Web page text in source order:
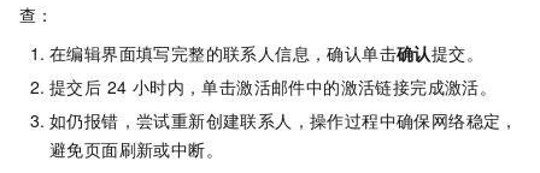
查：
在编辑界面填写完整的联系人信息，确认单击确认提交。
提交后 24 小时内，单击激活邮件中的激活链接完成激活。
如仍报错，尝试重新创建联系人，操作过程中确保网络稳定，
避免页面刷新或中断。